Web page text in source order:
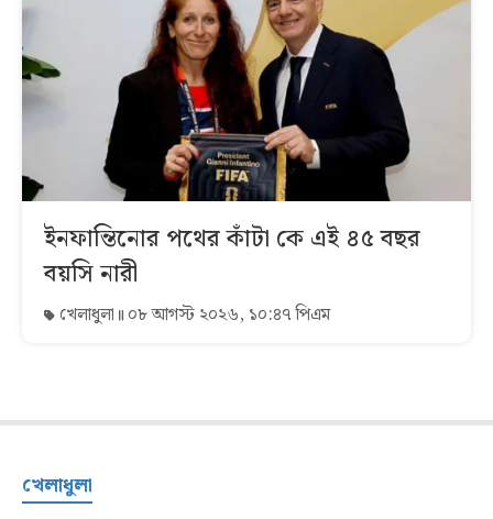
ইনফান্তিনোর পথের কাঁটা কে এই ৪৫ বছর
বয়সি নারী
খেলাধুলা ০৮ আগস্ট ২০২৬, ১০:৪৭ পিএম
খেলাধুলা